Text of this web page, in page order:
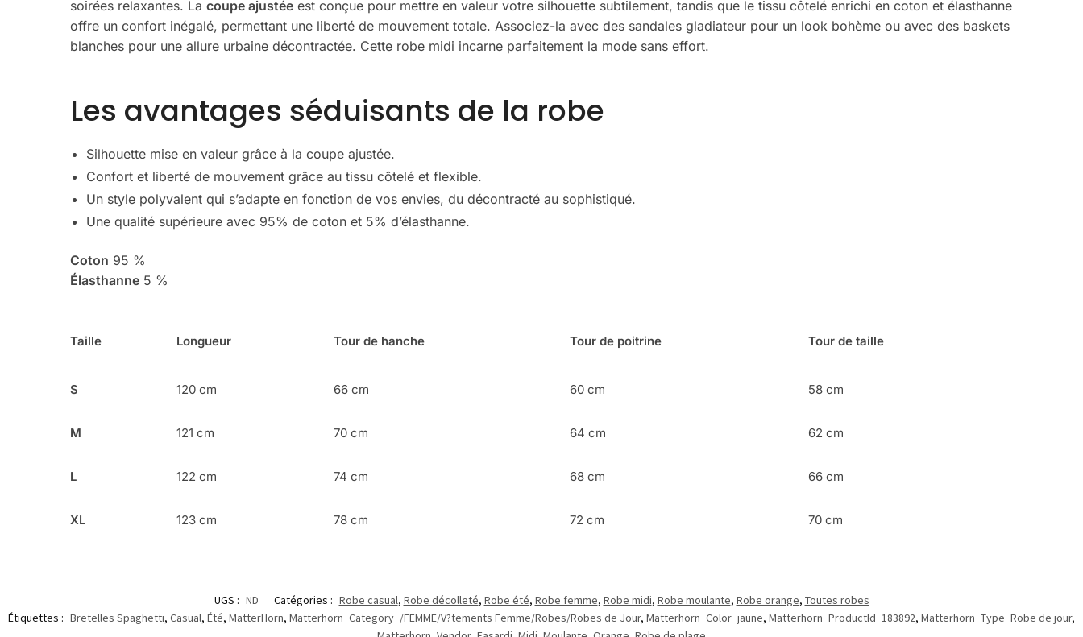
soirées relaxantes. Lacoupe ajustée est conçue pour mettre en valeur votre silhouette subtilement, tandis que le tissu côtelé enrichi en coton et élasthanne
offre un confort inégalé, permettant une liberté de mouvement totale. Associez-la avec des sandales gladiateur pour un look bohème ou avec des baskets
blanches pour une allure urbaine décontractée. Cette robe midi incarne parfaitement la mode sans effort.
Les avantages séduisants de la robe
Silhouette mise en valeur grâce à la coupe ajustée.
Confort et liberté de mouvement grâce au tissu côtelé et flexible.
Un style polyvalent qui s’adapte en fonction de vos envies, du décontracté au sophistiqué.
Une qualité supérieure avec 95% de coton et 5% d’élasthanne.
Coton 95 %
Élasthanne 5 %
Taille Longueur Tour de hanche Tour de poitrine Tour de taille
S 120 cm 66 cm 60 cm 58 cm
M 121 cm 70 cm 64 cm 62 cm
L 122 cm 74 cm 68 cm 66 cm
XL 123 cm 78 cm 72 cm 70 cm
UGS : ND Catégories : Robe casual, Robe décolleté, Robe été, Robe femme, Robe midi, Robe moulante, Robe orange, Toutes robes
Étiquettes : Bretelles Spaghetti, Casual, Été, MatterHorn, Matterhorn_Category_/FEMME/V?tements Femme/Robes/Robes de Jour, Matterhorn_Color_jaune, Matterhorn_ProductId_183892, Matterhorn_Type_Robe de jour,